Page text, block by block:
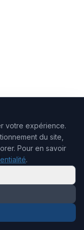
votre expérience.
du site,
Pour en savoir
.